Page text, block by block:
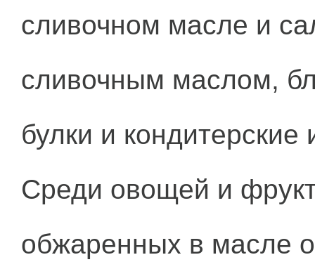
сливочном масле и
сливочным маслом,
булки и
Среди овощей и
обжаренных в масле